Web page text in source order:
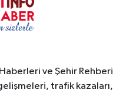
ve Şehir Rehberi
trafik kazaları,